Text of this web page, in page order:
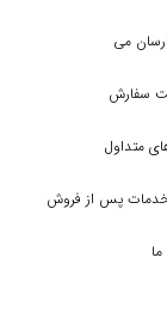
می
سفارش
متداول
خدمات پس از فروش